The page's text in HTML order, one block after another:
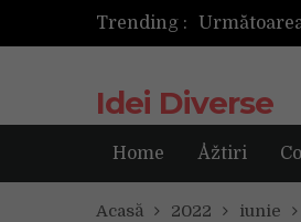
Trending :
Idei Diverse
Home Åžtiri
Acasă 2022 iunie